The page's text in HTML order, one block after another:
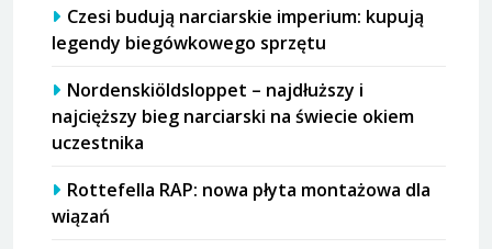
Czesi budują narciarskie imperium: kupują
legendy biegówkowego sprzętu
Nordenskiöldsloppet – najdłuższy i
najcięższy bieg narciarski na świecie okiem
uczestnika
Rottefella RAP: nowa płyta montażowa dla
wiązań